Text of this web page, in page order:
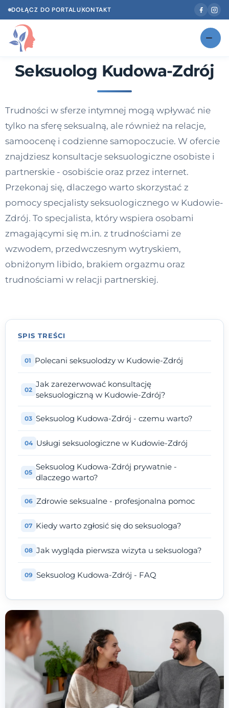
DOŁĄCZ DO PORTALUKONTAKT
Znajdź swojego specjalistęNOWOŚĆ
Według specjalizacji
Diagnozy psychologiczne
Testy psychologiczne
Dawka wiedzy
Dla specjalistów
Kontakt
Dołącz do portalu
Seksuolog Kudowa-Zdrój
Trudności w sferze intymnej mogą wpływać nie
tylko na sferę seksualną, ale również na relacje,
samoocenę i codzienne samopoczucie. W ofercie
znajdziesz konsultacje seksuologiczne osobiste i
partnerskie - osobiście oraz przez internet.
Przekonaj się, dlaczego warto skorzystać z
pomocy specjalisty seksuologicznego w Kudowie-
Zdrój. To specjalista, który wspiera osobami
zmagającymi się m.in. z trudnościami ze
wzwodem, przedwczesnym wytryskiem,
obniżonym libido, brakiem orgazmu oraz
trudnościami w relacji partnerskiej.
SPIS TREŚCI
Polecani seksuolodzy w Kudowie-Zdrój
Jak zarezerwować konsultację
seksuologiczną w Kudowie-Zdrój?
Seksuolog Kudowa-Zdrój - czemu warto?
Usługi seksuologiczne w Kudowie-Zdrój
Seksuolog Kudowa-Zdrój prywatnie -
dlaczego warto?
Zdrowie seksualne - profesjonalna pomoc
Kiedy warto zgłosić się do seksuologa?
Jak wygląda pierwsza wizyta u seksuologa?
Seksuolog Kudowa-Zdrój - FAQ